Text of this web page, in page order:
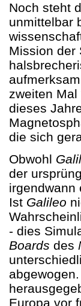
Noch steht
unmittelbar
Mission der
zweiten
dieses
die sich
Obwohl
der
irgendwann
Ist Galileo
- dies
Boards des
Europa vor